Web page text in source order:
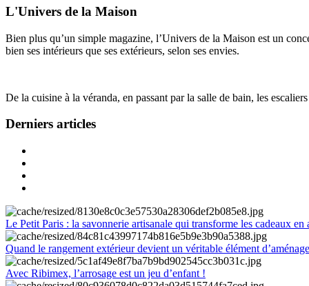
L'Univers de la Maison
Bien plus qu’un simple magazine, l’Univers de la Maison est un
bien ses intérieurs que ses extérieurs, selon ses envies.
De la cuisine à la véranda, en passant par la salle de bain, les
Derniers articles
Le Petit Paris : la savonnerie artisanale qui transforme les cadeaux en
Quand le rangement extérieur devient un véritable élément
Avec Ribimex, l’arrosage est un jeu d’enfant !